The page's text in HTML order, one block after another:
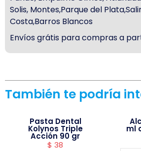
Solis, Montes,Parque del
Costa,Barros Blancos
Envíos grátis para compras a
También te podría
Pasta Dental
Kolynos Triple
Acción 90 gr
$ 38
ml